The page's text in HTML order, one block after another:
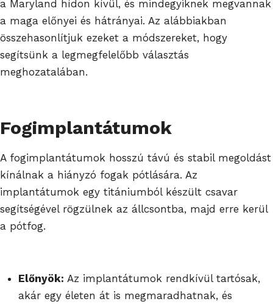
a Maryland hídon kívül, és mindegyiknek megvannak
a maga előnyei és hátrányai. Az alábbiakban
összehasonlítjuk ezeket a módszereket, hogy
segítsünk a legmegfelelőbb választás
meghozatalában.
Fogimplantátumok
A fogimplantátumok hosszú távú és stabil megoldást
kínálnak a hiányzó fogak pótlására. Az
implantátumok egy titániumból készült csavar
segítségével rögzülnek az állcsontba, majd erre kerül
a pótfog.
Előnyök: Az implantátumok rendkívül tartósak,
akár egy életen át is megmaradhatnak, és